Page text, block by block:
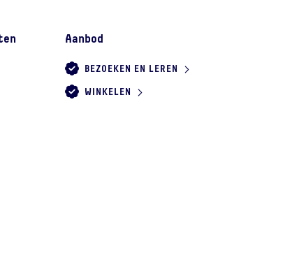
Aanbod
BEZOEKEN EN LEREN
WINKELEN